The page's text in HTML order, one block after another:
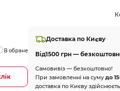
В обране
Доставка по Києву
Від1500 грн —
Самовивіз — безкоштовно!
При замовленні на суму до
доставка по Києву